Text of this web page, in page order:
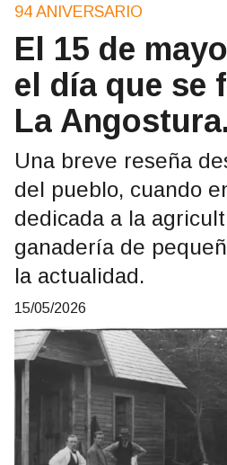
94 ANIVERSARIO
El 15 de
el día que se
La
Una breve reseña
del pueblo, cuando
dedicada a la
ganadería de
la actualidad.
15/05/2026